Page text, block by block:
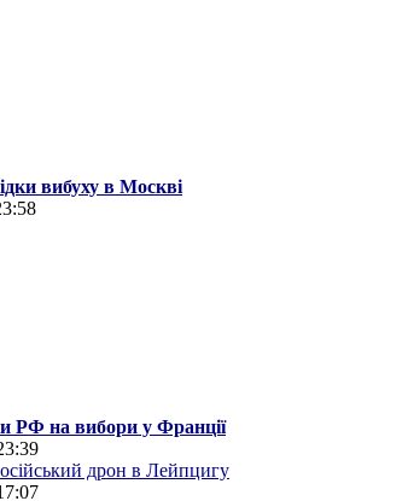
вибуху в Москві
РФ на вибори у Франції
дрон в Лейпцигу